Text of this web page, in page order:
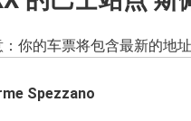
你的车票将包含最新的地址
Spezzano